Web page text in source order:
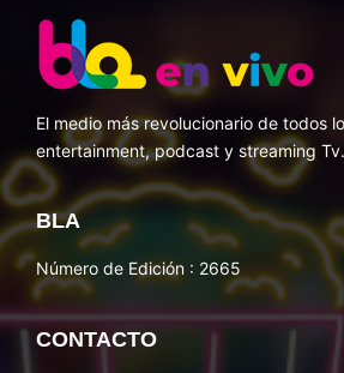
El medio más revolucionario de todos
entertainment, podcast y streaming Tv.
BLA
Número de Edición : 2665
CONTACTO